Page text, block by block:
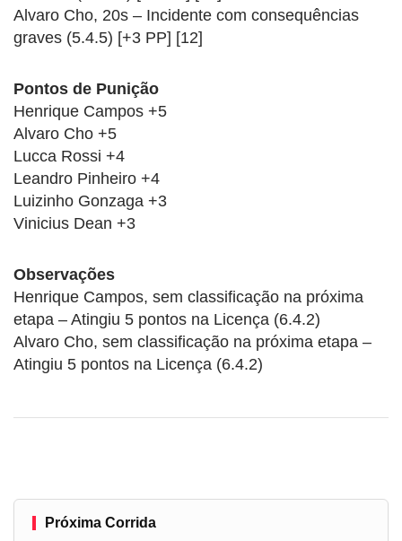
Alvaro Cho, 20s – Incidente com consequências
graves (5.4.5) [+3 PP] [12]
Pontos de Punição
Henrique Campos +5
Alvaro Cho +5
Lucca Rossi +4
Leandro Pinheiro +4
Luizinho Gonzaga +3
Vinicius Dean +3
Observações
Henrique Campos, sem classificação na próxima
etapa – Atingiu 5 pontos na Licença (6.4.2)
Alvaro Cho, sem classificação na próxima etapa –
Atingiu 5 pontos na Licença (6.4.2)
Próxima Corrida